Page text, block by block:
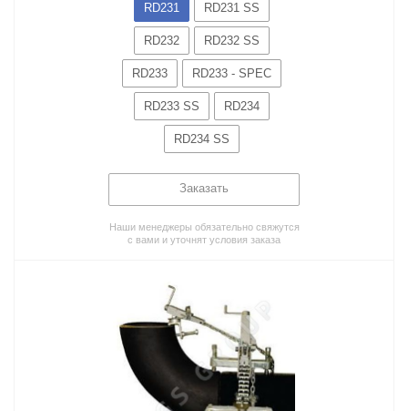
RD231 RD231 SS
RD232 RD232 SS
RD233 RD233 - SPEC
RD233 SS RD234
RD234 SS
Заказать
Наши менеджеры обязательно свяжутся
с вами и уточнят условия заказа